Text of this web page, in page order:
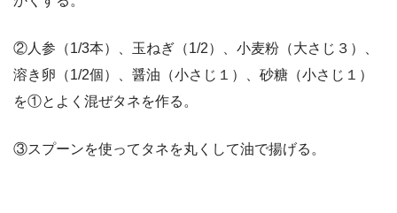
②人参（1/3本）、玉ねぎ（1/2）、小麦粉（大さじ３）、
溶き卵（1/2個）、醤油（小さじ１）、砂糖（小さじ１）
を①とよく混ぜタネを作る。
③スプーンを使ってタネを丸くして油で揚げる。